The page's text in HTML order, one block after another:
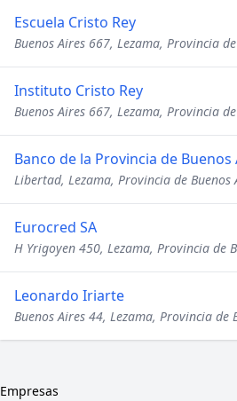
Escuela Cristo Rey
Buenos Aires 667, Lezama, Provincia
Instituto Cristo Rey
Buenos Aires 667, Lezama, Provincia
Banco de la Provincia de Buenos
Libertad, Lezama, Provincia de Buenos
Eurocred SA
H Yrigoyen 450, Lezama, Provincia de
Leonardo Iriarte
Buenos Aires 44, Lezama, Provincia de
Empresas